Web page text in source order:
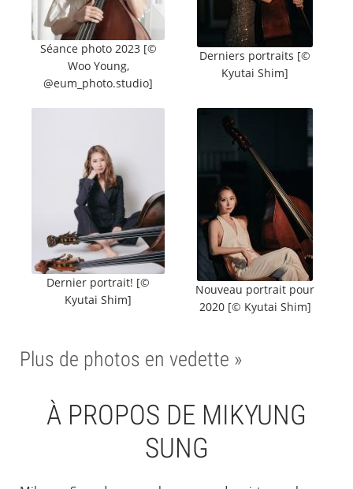
Séance photo 2023 [©
Woo Young,
@eum_photo.studio]
Derniers portraits [©
Kyutai Shim]
Dernier portrait! [©
Kyutai Shim]
Nouveau portrait pour
2020 [© Kyutai Shim]
Plus de photos en vedette »
À PROPOS DE MIKYUNG
SUNG